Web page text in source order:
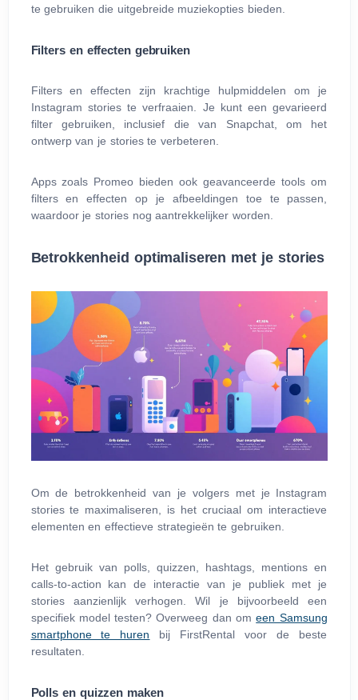
te gebruiken die uitgebreide muziekopties bieden.
Filters en effecten gebruiken
Filters en effecten zijn krachtige hulpmiddelen om je
Instagram stories te verfraaien. Je kunt een gevarieerd
filter gebruiken, inclusief die van Snapchat, om het
ontwerp van je stories te verbeteren.
Apps zoals Promeo bieden ook geavanceerde tools om
filters en effecten op je afbeeldingen toe te passen,
waardoor je stories nog aantrekkelijker worden.
Betrokkenheid optimaliseren met je stories
Om de betrokkenheid van je volgers met je Instagram
stories te maximaliseren, is het cruciaal om interactieve
elementen en effectieve strategieën te gebruiken.
Het gebruik van polls, quizzen, hashtags, mentions en
calls-to-action kan de interactie van je publiek met je
stories aanzienlijk verhogen. Wil je bijvoorbeeld een
specifiek model testen? Overweeg dan omeen Samsung
smartphone te huren bij FirstRental voor de beste
resultaten.
Polls en quizzen maken